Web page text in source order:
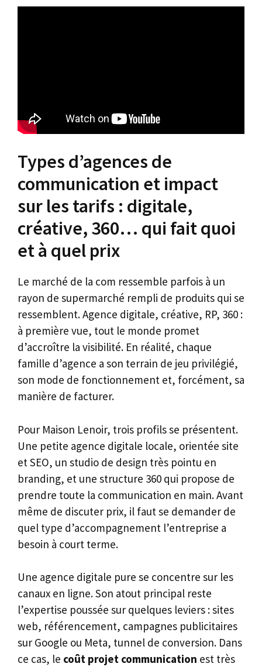
Types d’agences de
communication et impact
sur les tarifs : digitale,
créative, 360… qui fait quoi
et à quel prix
Le marché de la com ressemble parfois à un
rayon de supermarché rempli de produits qui se
ressemblent. Agence digitale, créative, RP, 360 :
à première vue, tout le monde promet
d’accroître la visibilité. En réalité, chaque
famille d’agence a son terrain de jeu privilégié,
son mode de fonctionnement et, forcément, sa
manière de facturer.
Pour Maison Lenoir, trois profils se présentent.
Une petite agence digitale locale, orientée site
et SEO, un studio de design très pointu en
branding, et une structure 360 qui propose de
prendre toute la communication en main. Avant
même de discuter prix, il faut se demander de
quel type d’accompagnement l’entreprise a
besoin à court terme.
Une agence digitale pure se concentre sur les
canaux en ligne. Son atout principal reste
l’expertise poussée sur quelques leviers : sites
web, référencement, campagnes publicitaires
sur Google ou Meta, tunnel de conversion. Dans
ce cas, le coût projet communication est très